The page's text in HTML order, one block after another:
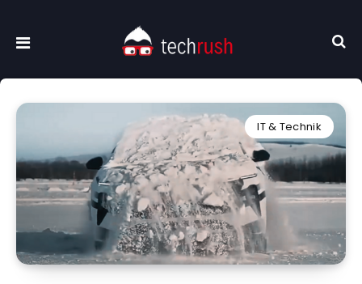
IT & Technik